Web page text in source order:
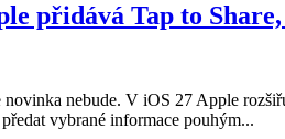
přidává Tap to Share,
nebude. V iOS 27 Apple
vybrané informace pouhým...